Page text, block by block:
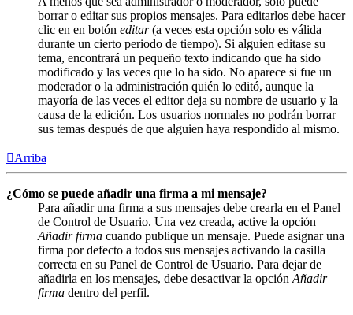
borrar o editar sus propios mensajes. Para editarlos debe hacer
clic en en botón editar(a veces esta opción solo es válida
durante un cierto periodo de tiempo). Si alguien editase su
tema, encontrará un pequeño texto indicando que ha sido
modificado y las veces que lo ha sido. No aparece si fue un
moderador o la administración quién lo editó, aunque la
mayoría de las veces el editor deja su nombre de usuario y la
causa de la edición. Los usuarios normales no podrán borrar
sus temas después de que alguien haya respondido al mismo.
Arriba
¿Cómo se puede añadir una firma a mi mensaje?
Para añadir una firma a sus mensajes debe crearla en el Panel
de Control de Usuario. Una vez creada, active la opción
Añadir firma cuando publique un mensaje. Puede asignar una
firma por defecto a todos sus mensajes activando la casilla
correcta en su Panel de Control de Usuario. Para dejar de
añadirla en los mensajes, debe desactivar la opción Añadir
firma dentro del perfil.